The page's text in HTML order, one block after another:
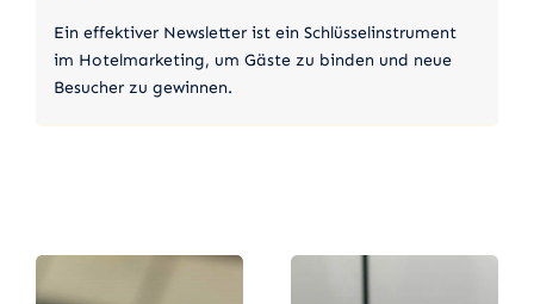
Ein effektiver Newsletter ist ein Schlüsselinstrument
im Hotelmarketing, um Gäste zu binden und neue
Besucher zu gewinnen.